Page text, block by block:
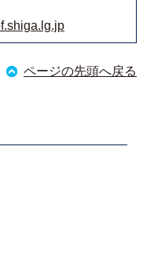
ページの先頭へ戻る